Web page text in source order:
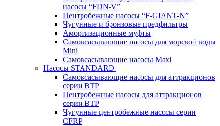
насосы “FDN-V”
Центробежные насосы “F-GIANT-N”
Чугунные и бронзовые предфильтры
Амортизационные муфты
Самовсасывающие насосы для морской воды
Mini
Самовсасывающие насосы Maxi
Насосы STANDARD
Самовсасывающие насосы для аттракционов
серии BTP
Центробежные насосы для аттракционов
серии BTP
Чугунные центробежные насосы серии
CFRP